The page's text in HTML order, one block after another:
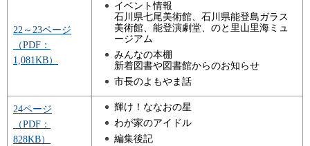
22～23ページ
（PDF：
1,081KB）
イベント情報
石川県七尾美術館、石川県能登島ガラス
美術館、能登演劇堂、のと里山里海ミュ
ージアム
みんなの本棚
新着図書や図書館からのお知らせ
市長のよもやま話
24ページ
（PDF：
828KB）
輝け！ななおの星
わが家のアイドル
編集後記